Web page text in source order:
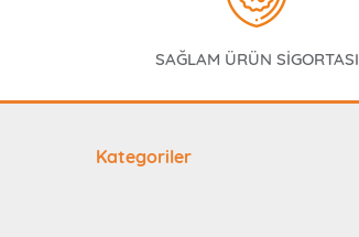
SAĞLAM ÜRÜN SİGORTASI
Kategoriler